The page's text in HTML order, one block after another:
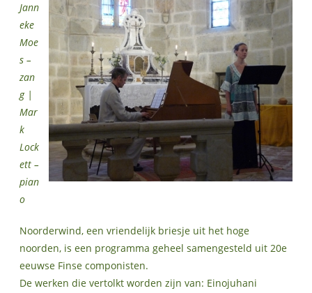
Jann
eke
Moe
s –
zan
g |
Mar
k
Lock
ett –
pian
o
Noorderwind, een vriendelijk briesje uit het hoge
noorden, is een programma geheel samengesteld uit 20e
eeuwse Finse componisten.
De werken die vertolkt worden zijn van: Einojuhani